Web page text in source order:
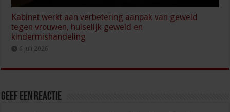
Kabinet werkt aan verbetering aanpak van geweld
tegen vrouwen, huiselijk geweld en
kindermishandeling
6 juli 2026
Geef een reactie